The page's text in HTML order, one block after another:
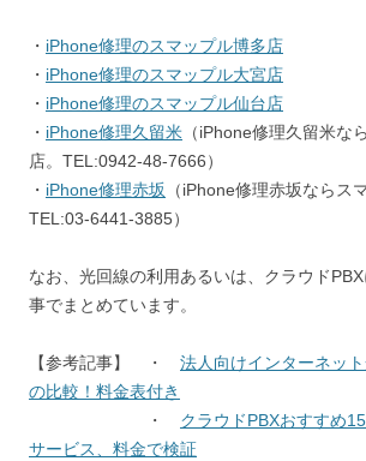
・ iPhone修理のスマップル博多店
・ iPhone修理のスマップル大宮店
・ iPhone修理のスマップル仙台店
・ iPhone修理久留米 （iPhone修理久留米な
店。 TEL:0942-48-7666）
・ iPhone修理赤坂 （iPhone修理赤坂ならス
TEL:03-6441-3885）
なお、光回線の利用あるいは、クラウド
事でまとめています。
【参考記事】 ・ 法人向けインターネッ
の比較！料金表付き
・ クラウドPBXおすすめ
サービス、料金で検証